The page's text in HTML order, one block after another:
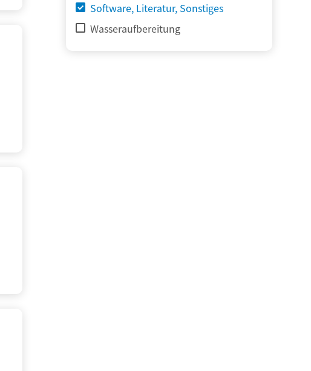
Software, Literatur, Sonstiges
Wasseraufbereitung